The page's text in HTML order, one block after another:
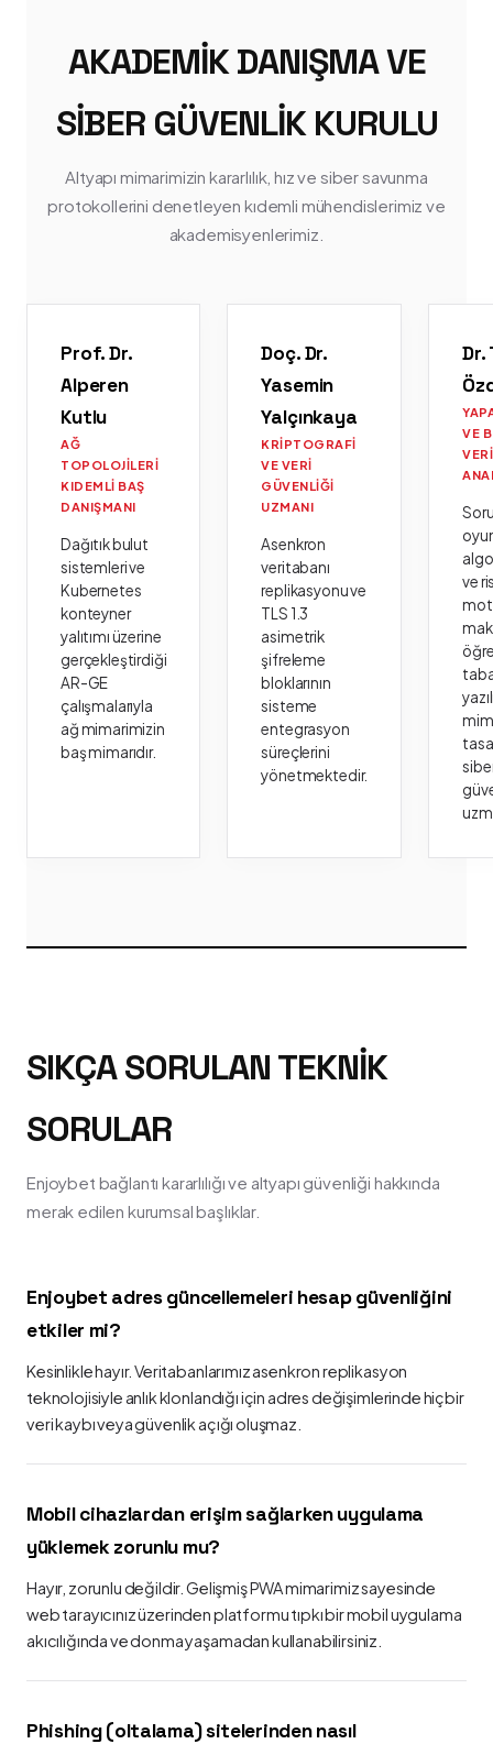
AKADEMIK DANIŞMA VE
SIBER GÜVENLIK KURULU
Altyapı mimarimizin kararlılık, hız ve siber savunma
protokollerini denetleyen kıdemli mühendislerimiz ve
akademisyenlerimiz.
Prof. Dr.
Alperen
Kutlu
AĞ
TOPOLOJILERI
KIDEMLI BAŞ
DANIŞMANI
Dağıtık bulut
sistemleri ve
Kubernetes
konteyner
yalıtımı üzerine
gerçekleştirdiği
AR-GE
çalışmalarıyla
ağ mimarimizin
baş mimarıdır.
Doç. Dr.
Yasemin
Yalçınkaya
KRIPTOGRAFI
VE VERI
GÜVENLIĞI
UZMANI
Asenkron
veritabanı
replikasyonu ve
TLS 1.3
asimetrik
şifreleme
bloklarının
sisteme
entegrasyon
süreçlerini
yönetmektedir.
Dr.
VE
VERI
ve
SIKÇA SORULAN TEKNIK
SORULAR
Enjoybet bağlantı kararlılığı ve altyapı güvenliği hakkında
merak edilen kurumsal başlıklar.
Enjoybet adres güncellemeleri hesap güvenliğini
etkiler mi?
Kesinlikle hayır. Veritabanlarımız asenkron replikasyon
teknolojisiyle anlık klonlandığı için adres değişimlerinde hiçbir
veri kaybı veya güvenlik açığı oluşmaz.
Mobil cihazlardan erişim sağlarken uygulama
yüklemek zorunlu mu?
Hayır, zorunlu değildir. Gelişmiş PWA mimarimiz sayesinde
web tarayıcınız üzerinden platformu tıpkı bir mobil uygulama
akıcılığında ve donma yaşamadan kullanabilirsiniz.
Phishing (oltalama) sitelerinden nasıl